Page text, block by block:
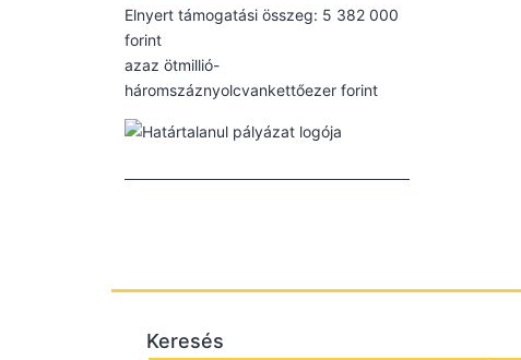
Elnyert támogatási összeg: 5 382 000
forint
azaz ötmillió-
háromszáznyolcvankettőezer forint
Keresés